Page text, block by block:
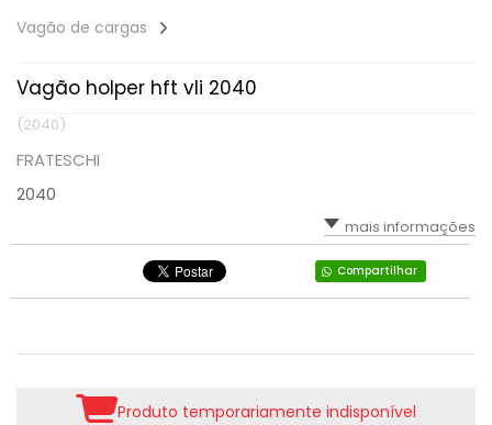
Vagão de cargas
Vagão holper hft vli 2040
(2040)
FRATESCHI
2040
mais informações
Compartilhar
Produto temporariamente indisponível